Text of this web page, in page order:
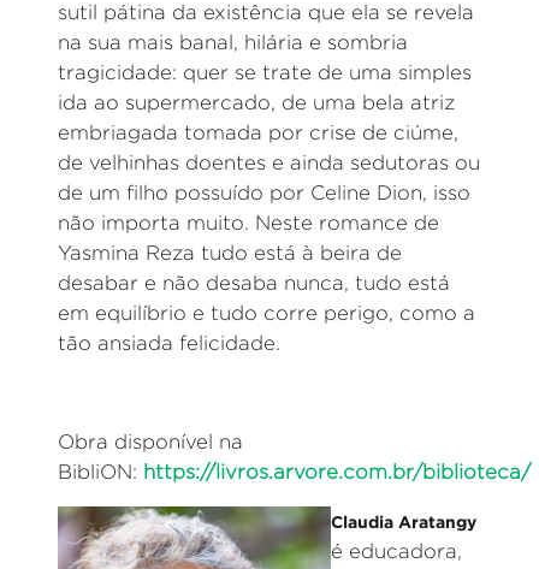
sutil pátina da existência que ela se revela
na sua mais banal, hilária e sombria
tragicidade: quer se trate de uma simples
ida ao supermercado, de uma bela atriz
embriagada tomada por crise de ciúme,
de velhinhas doentes e ainda sedutoras ou
de um filho possuído por Celine Dion, isso
não importa muito. Neste romance de
Yasmina Reza tudo está à beira de
desabar e não desaba nunca, tudo está
em equilíbrio e tudo corre perigo, como a
tão ansiada felicidade.
Obra disponível na
BibliON: https://livros.arvore.com.br/biblioteca/
Claudia Aratangy
é educadora,